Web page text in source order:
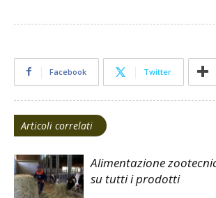
Facebook Twitter
Articoli correlati
Alimentazione
su tutti i prodotti